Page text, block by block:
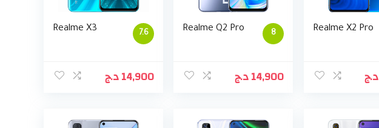
7.6
Realme X3
14,900د.ج
8
Realme Q2 Pro
14,900د.ج
Realme X2 Pro
د.ج